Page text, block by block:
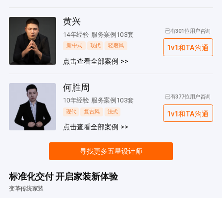
黄兴
14年经验 服务案例103套
新中式 现代 轻奢风
点击查看全部案例 >>
已有301位用户咨询
1v1和TA沟通
何胜周
10年经验 服务案例103套
现代 复古风 法式
点击查看全部案例 >>
已有377位用户咨询
1v1和TA沟通
寻找更多五星设计师
标准化交付 开启家装新体验
变革传统家装